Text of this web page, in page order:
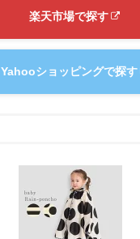
楽天市場で探す
Yahooショッピングで探す